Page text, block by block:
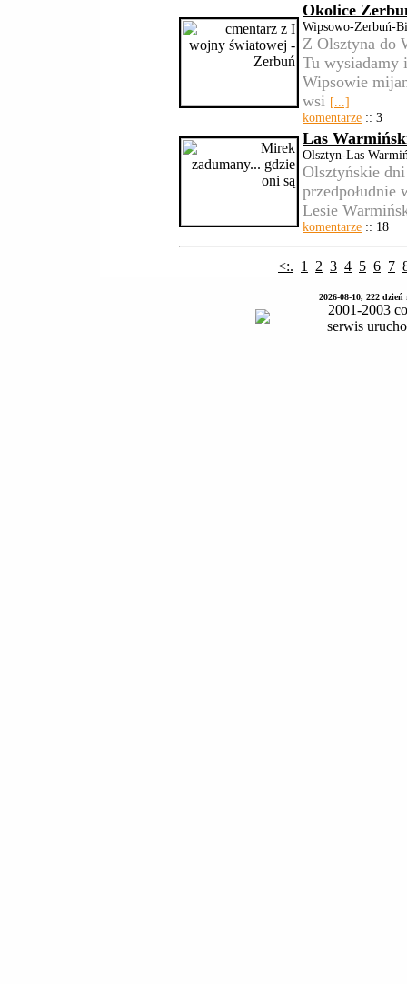
Okolice
Wipsowo-Zerbuń-
Z Olsztyna do
Tu wysiadamy
Wipsowie
wsi [...]
komentarze :: 3
Las
Olsztyn-Las
Olsztyńskie
przedpołudnie
Lesie
komentarze :: 18
<:. 1 2 3 4 5 6 7
2026-08-10, 222
2001-2003
serwis